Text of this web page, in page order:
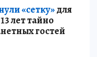
«сетку»для
лет тайно
гостей